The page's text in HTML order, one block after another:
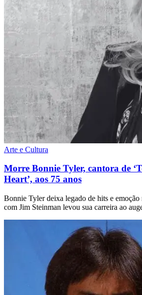
Arte e Cultura
Morre Bonnie Tyler, cantora de
Heart’, aos 75 anos
Bonnie Tyler deixa legado de hits e
com Jim Steinman levou sua carreira ao